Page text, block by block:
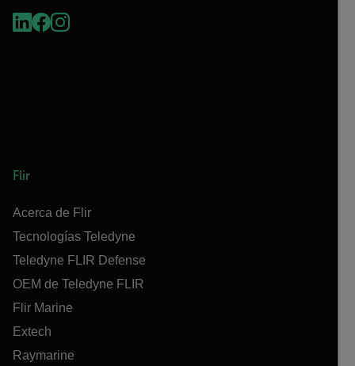
Flir
Acerca de Flir
Tecnologías Teledyne
Teledyne FLIR Defense
OEM de Teledyne FLIR
Flir Marine
Extech
Raymarine